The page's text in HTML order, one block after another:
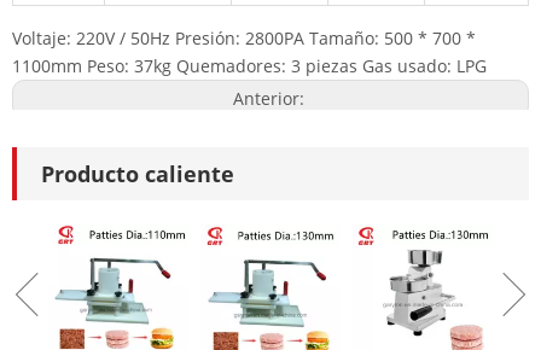
Voltaje: 220V / 50Hz Presión: 2800PA Tamaño: 500 * 700 *
1100mm Peso: 37kg Quemadores: 3 piezas Gas usado: LPG
Anterior:
Parrilla de gas
Máquina de Gas Doner Kebab
Gas Shawarma Grill
Producto caliente